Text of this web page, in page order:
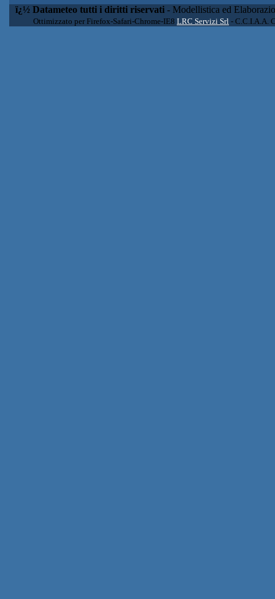
ï¿½ Datameteo tutti i diritti riservati - Modellistica ed
Ottimizzato per Firefox-Safari-Chrome-IE8 LRC Servizi Srl - C.C.I.A.A.